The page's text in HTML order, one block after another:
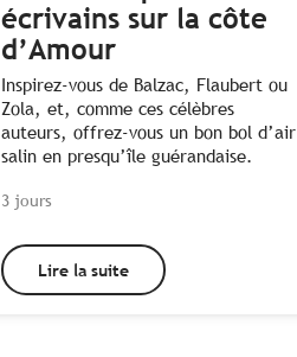
3 jours
écrivains sur la côte
d’Amour
Inspirez-vous de Balzac, Flaubert ou
Zola, et, comme ces célèbres
auteurs, offrez-vous un bon bol d’air
salin en presqu’île guérandaise.
Lire la suite